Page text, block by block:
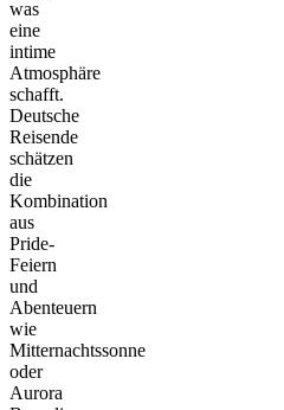
was
eine
intime
Atmosphäre
schafft.
Deutsche
Reisende
schätzen
die
Kombination
aus
Pride-
Feiern
und
Abenteuern
wie
Mitternachtssonne
oder
Aurora